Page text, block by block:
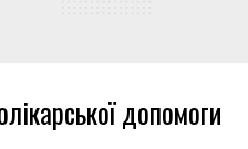
допомоги